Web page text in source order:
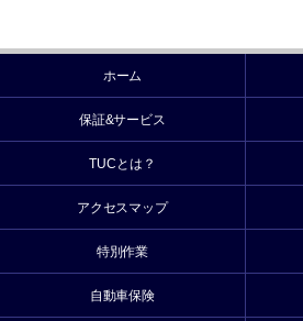
ホーム
保証&サービス
TUCとは？
アクセスマップ
特別作業
自動車保険